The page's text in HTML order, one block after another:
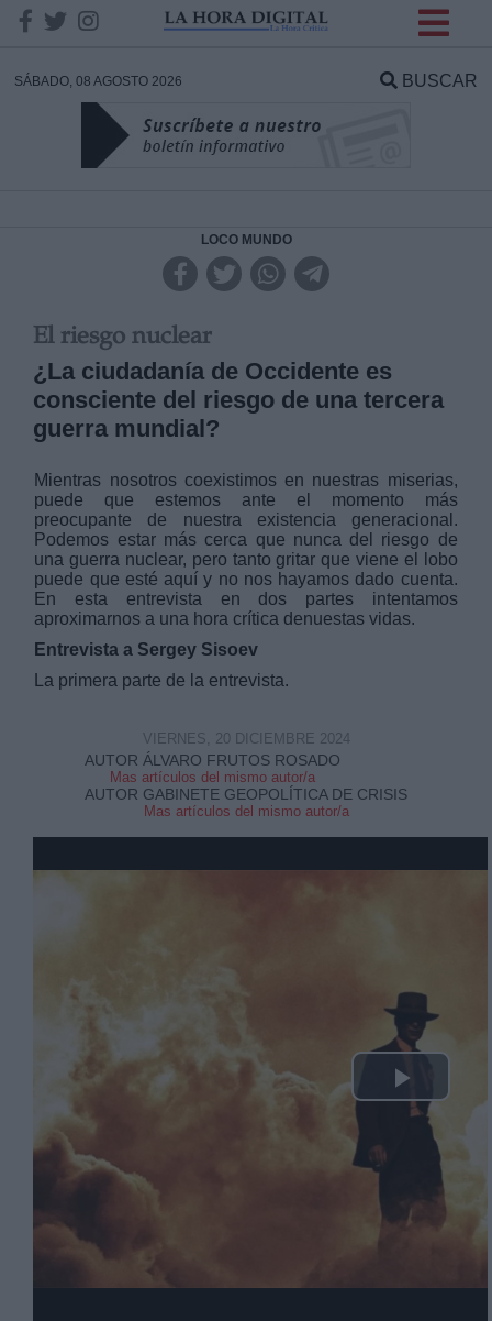
SÁBADO, 08 AGOSTO 2026 BUSCAR
LOCO MUNDO
El riesgo nuclear
¿La ciudadanía de Occidente es
consciente del riesgo de una tercera
guerra mundial?
Mientras nosotros coexistimos en nuestras miserias,
puede que estemos ante el momento más
preocupante de nuestra existencia generacional.
Podemos estar más cerca que nunca del riesgo de
una guerra nuclear, pero tanto gritar que viene el lobo
puede que esté aquí y no nos hayamos dado cuenta.
En esta entrevista en dos partes intentamos
aproximarnos a una hora crítica denuestas vidas.
Entrevista a Sergey Sisoev
La primera parte de la entrevista.
AUTOR ÁLVARO FRUTOS ROSADO
Mas artículos del mismo autor/a
AUTOR GABINETE GEOPOLÍTICA DE CRISIS
Mas artículos del mismo autor/a
VIERNES, 20 DICIEMBRE 2024
Play
Video
DATOS
Responsable:
Legitimación:
Derechos:
Información adicional